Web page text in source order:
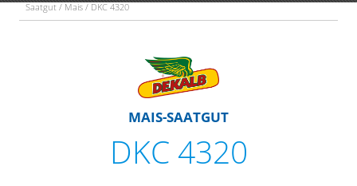
Saatgut / Mais / DKC 4320
MAIS-SAATGUT
DKC 4320